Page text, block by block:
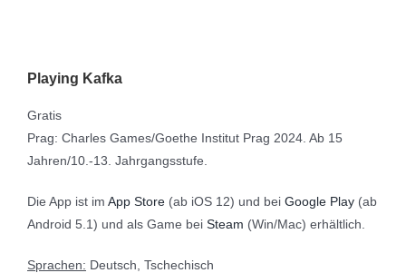
Playing Kafka
Gratis
Prag: Charles Games/Goethe Institut Prag 2024. Ab 15
Jahren/10.-13. Jahrgangsstufe.
Die App ist im App Store (ab iOS 12) und bei Google Play (ab
Android 5.1) und als Game bei Steam (Win/Mac) erhältlich.
Sprachen: Deutsch, Tschechisch